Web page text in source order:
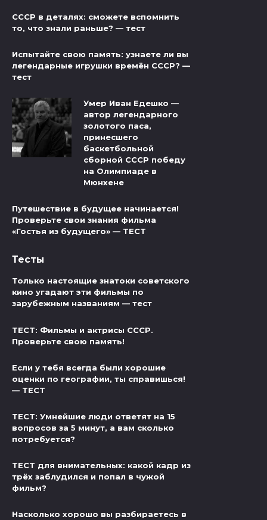
СССР в деталях: сможете вспомнить
то, что знали раньше? — тест
Испытайте свою память: узнаете ли вы
легендарные игрушки времён СССР? —
тест
Умер Иван Едешко —
автор легендарного
золотого паса,
принесшего
баскетбольной
сборной СССР победу
на Олимпиаде в
Мюнхене
Путешествие в будущее начинается!
Проверьте свои знания фильма
«Гостья из будущего» — ТЕСТ
Тесты
Только настоящие знатоки советского
кино угадают эти фильмы по
зарубежным названиям — тест
ТЕСТ: Фильмы и актрисы СССР.
Проверьте свою память!
Если у тебя всегда были хорошие
оценки по географии, ты справишься!
— ТЕСТ
ТЕСТ: Умнейшие люди ответят на 15
вопросов за 5 минут, а вам сколько
потребуется?
ТЕСТ для внимательных: какой кадр из
трёх заблудился и попал в чужой
фильм?
Насколько хорошо вы разбираетесь в